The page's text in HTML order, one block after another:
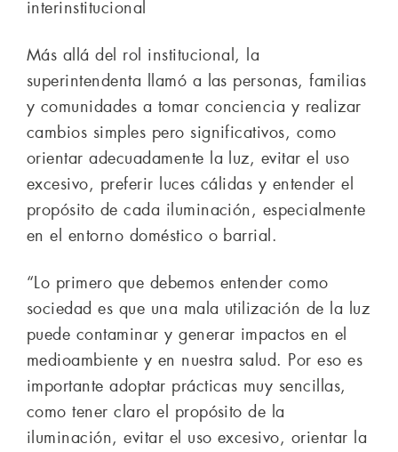
interinstitucional
Más allá del rol institucional, la
superintendenta llamó a las personas, familias
y comunidades a tomar conciencia y realizar
cambios simples pero significativos, como
orientar adecuadamente la luz, evitar el uso
excesivo, preferir luces cálidas y entender el
propósito de cada iluminación, especialmente
en el entorno doméstico o barrial.
“Lo primero que debemos entender como
sociedad es que una mala utilización de la luz
puede contaminar y generar impactos en el
medioambiente y en nuestra salud. Por eso es
importante adoptar prácticas muy sencillas,
como tener claro el propósito de la
iluminación, evitar el uso excesivo, orientar la